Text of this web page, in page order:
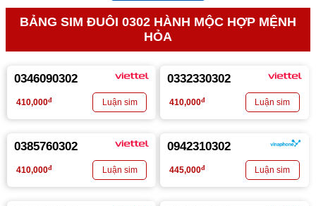
BẢNG SIM ĐUÔI 0302 HÀNH MỘC HỢP MỆNH
HỎA
0346090302
410,000đ
0332330302
410,000đ
0385760302
410,000đ
0942310302
445,000đ